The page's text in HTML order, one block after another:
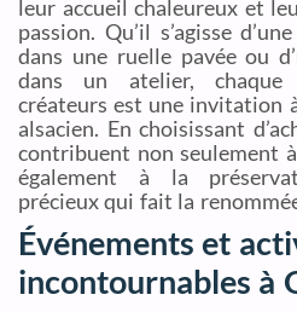
leur accueil chaleureux et
passion. Qu’il s’agisse
dans une ruelle pavée ou
dans un atelier, chaque
créateurs est une invitation
alsacien. En choisissant
contribuent non seulement
également à la
précieux qui fait la
Événements et
incontournables à